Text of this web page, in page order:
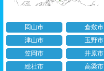
岡山市
倉敷市
津山市
玉野市
笠岡市
井原市
総社市
高梁市